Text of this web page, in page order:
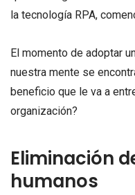
la tecnología RPA,
El momento de adoptar
nuestra mente se
beneficio que le va a
organización?
Eliminación
humanos